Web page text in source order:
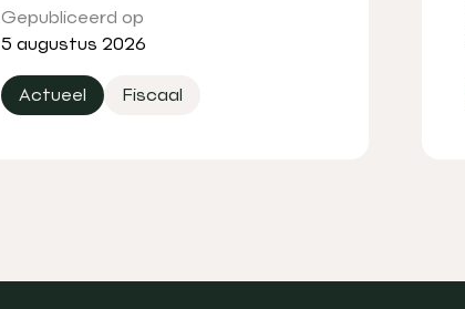
Gepubliceerd op
5 augustus 2026
Actueel Fiscaal